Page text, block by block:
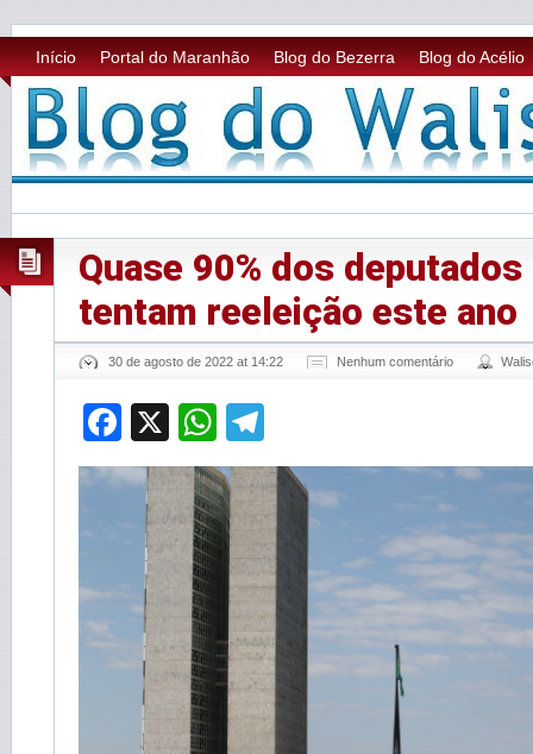
Início Portal do Maranhão Blog do Bezerra Blog do Acélio
Quase 90% dos
tentam reeleição este ano
30 de agosto de 2022 at 14:22 Nenhum comentário
Facebook
X WhatsApp